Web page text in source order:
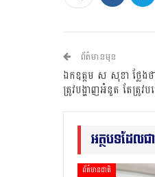
ព័ត៌មានមុន
ឯកឧត្តម ស សុខា ថ្លែងថ
ត្រូវបង្ហាញអំនួត តែត្រូវ
អត្ថបទដែលជ
ព័ត៌មានជាតិ